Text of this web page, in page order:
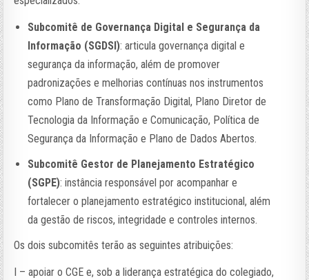
Subcomitê de Governança Digital e Segurança da
Informação (SGDSI): articula governança digital e
segurança da informação, além de promover
padronizações e melhorias contínuas nos instrumentos
como Plano de Transformação Digital, Plano Diretor de
Tecnologia da Informação e Comunicação, Política de
Segurança da Informação e Plano de Dados Abertos.
Subcomitê Gestor de Planejamento Estratégico
(SGPE): instância responsável por acompanhar e
fortalecer o planejamento estratégico institucional, além
da gestão de riscos, integridade e controles internos.
Os dois subcomitês terão as seguintes atribuições:
I – apoiar o CGE e, sob a liderança estratégica do colegiado,